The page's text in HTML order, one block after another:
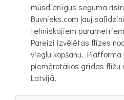
mūsdienīgus seguma
Buvnieks.com ļauj
tehniskajiem
Pareizi izvēlētas flīzes
vieglu kopšanu.
piemērotākos grīdas flīžu
Latvijā.